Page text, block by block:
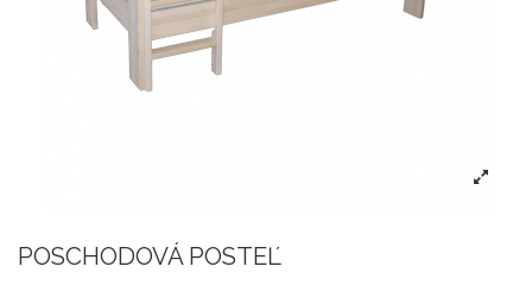
POSCHODOVÁ POSTEĽ